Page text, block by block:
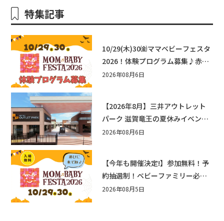
特集記事
10/29(木)30㈮ママベビーフェスタ
2026！体験プログラム募集♪赤ち
ゃん向けイベントに出演しません
2026年08月6日
【2026年8月】三井アウトレット
パーク 滋賀竜王の夏休みイベント
まとめ！びしょぬれ水あそび・激
2026年08月6日
【今年も開催決定!】参加無料！予
約抽選制！ベビーファミリー必見
☆入場無料☆10/29(木)30(金)ママ
2026年08月5日